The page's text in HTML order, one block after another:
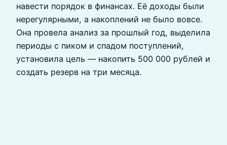
навести порядок в финансах. Её доходы были
нерегулярными, а накоплений не было вовсе.
Она провела анализ за прошлый год, выделила
периоды с пиком и спадом поступлений,
установила цель — накопить 500 000 рублей и
создать резерв на три месяца.